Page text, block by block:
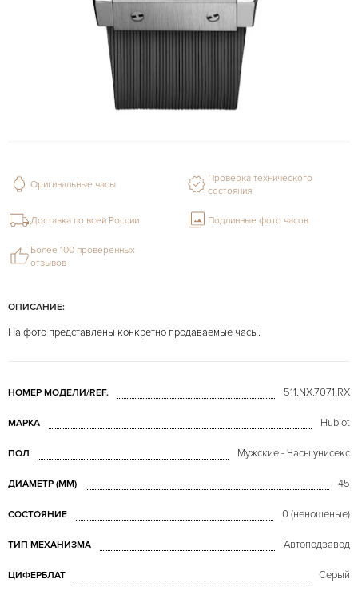
ОПИСАНИЕ:
На фото представлены конкретно продаваемые часы.
НОМЕР МОДЕЛИ/REF. 511.NX.7071.RX
МАРКА Hublot
ПОЛ Мужские - Часы унисекс
ДИАМЕТР (MM) 45
СОСТОЯНИЕ 0 (неношеные)
ТИП МЕХАНИЗМА Автоподзавод
ЦИФЕРБЛАТ Серый
Оригинальные часы
Проверка технического
состояния
Доставка по всей России Подлинные фото часов
Более 100 проверенных
отзывов